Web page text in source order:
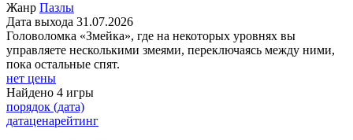
Жанр Пазлы
Дата выхода 31.07.2026
Головоломка «Змейка», где на некоторых уровнях вы
управляете несколькими змеями, переключаясь между ними,
пока остальные спят.
нет цены
Найдено 4 игры
порядок (дата)
датаценарейтинг